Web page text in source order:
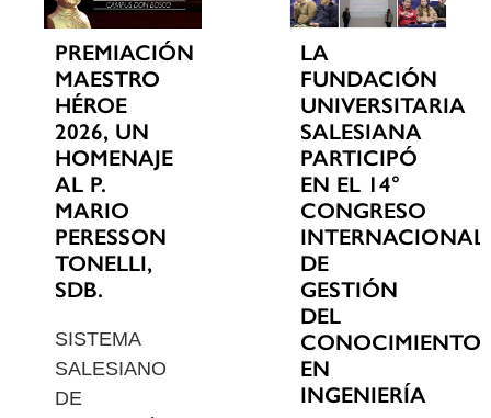
PREMIACIÓN
MAESTRO
HÉROE
2026, UN
HOMENAJE
AL P.
MARIO
PERESSON
TONELLI,
SDB.
SISTEMA
SALESIANO
DE
LA
FUNDACIÓN
UNIVERSITARIA
SALESIANA
PARTICIPÓ
EN EL 14°
CONGRESO
INTERNACIONAL
DE
GESTIÓN
DEL
CONOCIMIENTO
EN
INGENIERÍA